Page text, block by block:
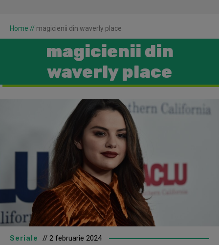
Home // magicienii din waverly place
magicienii din
waverly place
Seriale // 2 februarie 2024